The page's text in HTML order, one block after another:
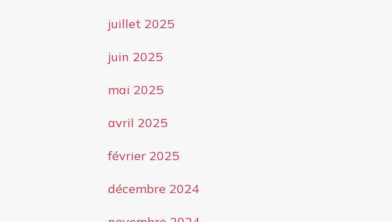
juillet 2025
juin 2025
mai 2025
avril 2025
février 2025
décembre 2024